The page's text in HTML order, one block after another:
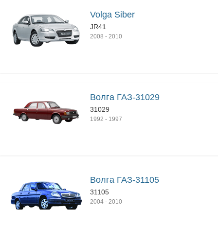
Volga Siber
JR41
2008 - 2010
Волга ГАЗ-31029
31029
1992 - 1997
Волга ГАЗ-31105
31105
2004 - 2010